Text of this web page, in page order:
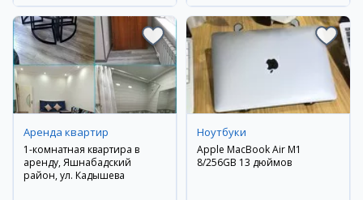
Аренда квартир
1-комнатная квартира в
аренду, Яшнабадский
район, ул. Кадышева
Ноутбуки
Apple MacBook Air M1
8/256GB 13 дюймов